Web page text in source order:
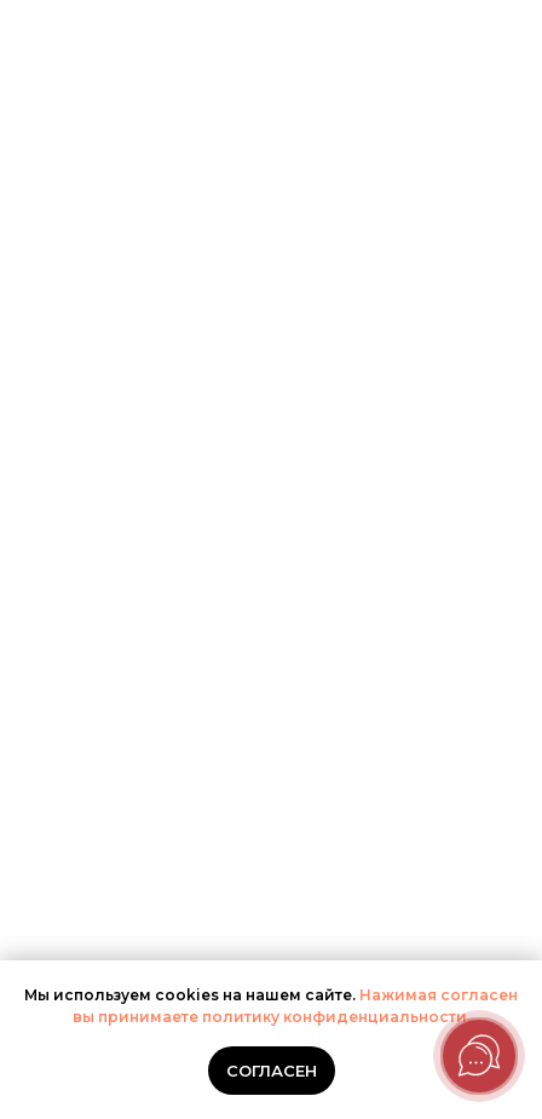
Мы используем cookies на нашем сайте. Нажимая согласен
вы принимаете политику конфиденциальности.
СОГЛАСЕН